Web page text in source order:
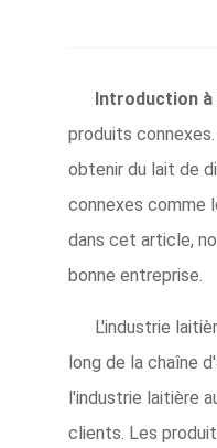
Introduction
produits
obtenir du lait de
connexes comme
dans cet article,
bonne entreprise.
L'industrie
long de la chaîne
l'industrie laitière
clients. Les